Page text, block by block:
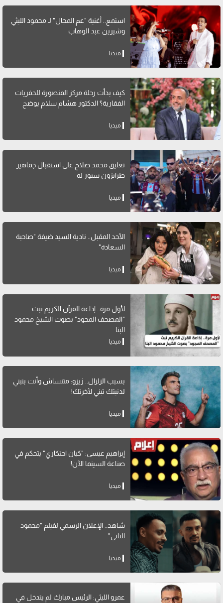
استمع.. أغنية "عم المجال" لـ محمود الليثي
وشيرين عبد الوهاب
ميديا
كيف بدأت رحلة مركز المنصورة للحفريات
الفقارية؟ الدكتور هشام سلام يوضح
ميديا
تعليق محمد صلاح على استقبال جماهير
طرابزون سبور له
ميديا
الأحد المقبل.. نادية السيد ضيفة "صاحبة
السعادة"
ميديا
لأول مرة.. إذاعة القرآن الكريم ثبث
"المصحف المجود" بصوت الشيخ محمود
البنا
ميديا
بسبب الزلزال.. زيزو: متنساش وأنت بتبني
لدنيتك تبني لآخرتك!
ميديا
إبراهيم عيسى: "كيان احتكاري" يتحكم في
صناعة السينما الآن!
ميديا
شاهد.. الإعلان الرسمي لفيلم "محمود
التاني"
ميديا
عمرو الليثي: الرئيس مبارك لم يتدخل في